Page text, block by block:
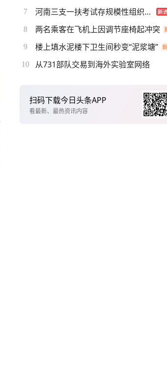
7 河南三支一扶考试存规模性组织作弊
8 两名乘客在飞机上因调节座椅起冲突
9 楼上填水泥楼下卫生间秒变“泥浆塘”
10 从731部队交易到海外实验室网络
扫码下载今日头条APP
看最新、最热资讯内容